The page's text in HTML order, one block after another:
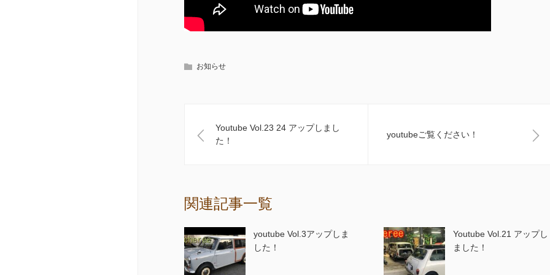
お知らせ
Youtube Vol.23 24 アップしまし
た！
youtubeご覧ください！
関連記事一覧
youtube Vol.3アップしま
した！
Youtube Vol.21 アップし
ました！